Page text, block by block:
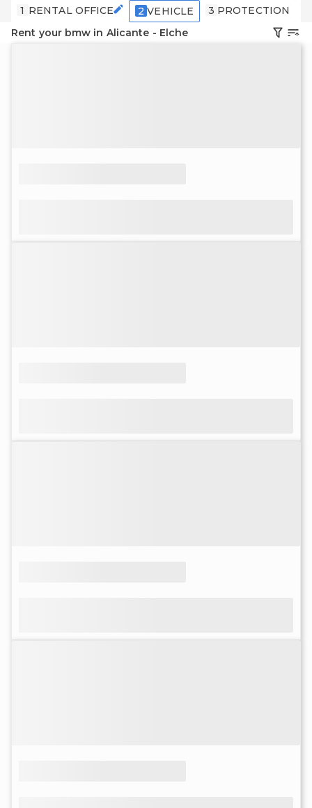
1 RENTAL OFFICE 2 VEHICLE 3 PROTECTION
Rent your bmw in Alicante - Elche